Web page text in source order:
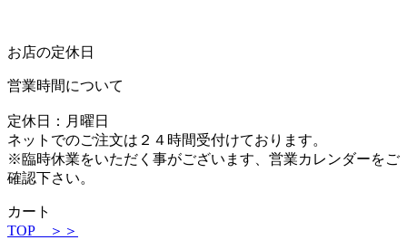
お店の定休日
営業時間について
定休日：月曜日
ネットでのご注文は２４時間受付けております。
※臨時休業をいただく事がございます、営業カレンダーをご
確認下さい。
カート
TOP ＞＞